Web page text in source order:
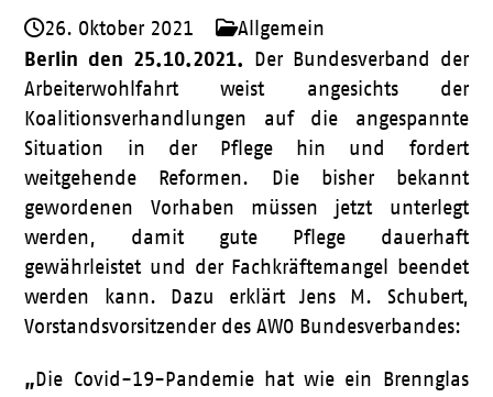
26. Oktober 2021 Allgemein
Berlin den 25.10.2021.
Der Bundesverband der
Arbeiterwohlfahrt weist angesichts der
Koalitionsverhandlungen auf die angespannte
Situation in der Pflege hin und fordert
weitgehende Reformen. Die bisher bekannt
gewordenen Vorhaben müssen jetzt unterlegt
werden, damit gute Pflege dauerhaft
gewährleistet und der Fachkräftemangel beendet
werden kann. Dazu erklärt Jens M. Schubert,
Vorstandsvorsitzender des AWO Bundesverbandes:
„ Die Covid-19-Pandemie hat wie ein Brennglas